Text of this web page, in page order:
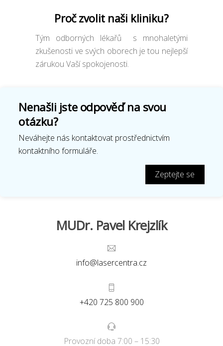
Proč zvolit naši kliniku?
Tým odborných lékařů s mnohaletými
zkušenosti ve svých oborech je tou nejlepší
zárukou Vaší spokojenosti.
Nenašli jste odpověď na svou
otázku?
Neváhejte nás kontaktovat prostřednictvím
kontaktního formuláře.
Zeptejte se
MUDr. Pavel Krejzlík
info@lasercentra.cz
+420 725 800 900
Provozní doba 7:00 – 15:30